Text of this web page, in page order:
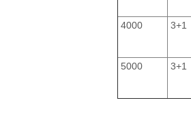
4000 3+1
5000 3+1